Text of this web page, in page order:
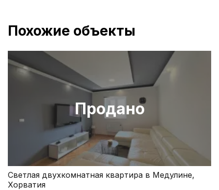
Похожие объекты
Продано
Светлая двухкомнатная квартира в Медулине,
Хорватия